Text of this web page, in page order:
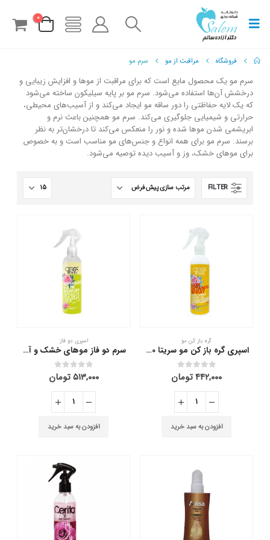
0
فروشگاه مراقبت از مو سرم مو
سرم مو یک محصول مایع است که برای مراقبت از موها و افزایش زیبایی و
درخشش آن‌ها استفاده می‌شود. سرم مو بر پایه سیلیکون ساخته می‌شود
که یک لایه حفاظتی را دور ساقه مو ایجاد می‌کند و از آسیب‌های محیطی،
حرارتی و شیمیایی جلوگیری می‌کند. سرم مو همچنین باعث نرم و
ابریشمی شدن موها شده و نور را منعکس می‌کند تا درخشان‌تر به نظر
برسند. سرم مو برای همه انواع و جنس‌های مو مناسب است و به خصوص
برای موهای خشک، وز و آسیب دیده توصیه می‌شود.
FILTER
گره باز کن مو
اسپری گره باز کن مو سریتا 230 میلی لیتر
۴۴۲,۰۰۰تومان
افزودن به سبد خرید
اسپری دو فاز
سرم دو فاز موهای خشک و آسیب دیده سریتا 230 میلی لیتر
۵۱۳,۰۰۰تومان
افزودن به سبد خرید